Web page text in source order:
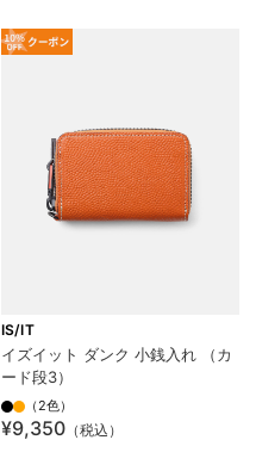
IS/IT
イズイット ダンク 小銭入れ （カ
ード段3）
（2色）
¥9,350（税込）